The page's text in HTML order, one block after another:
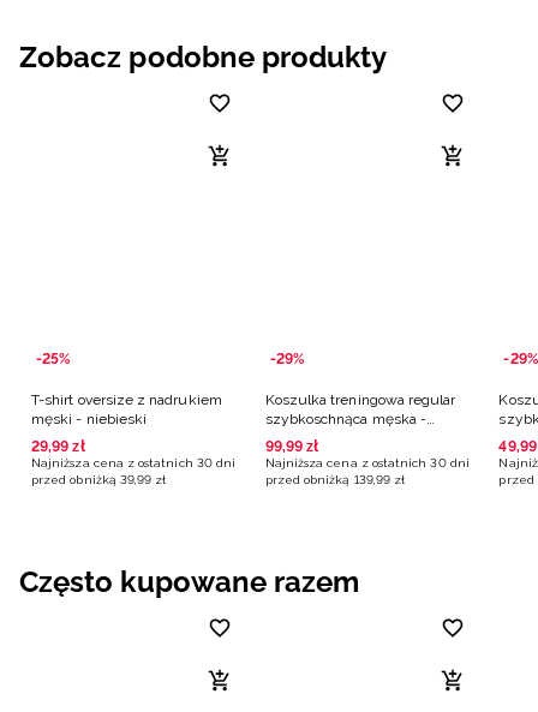
Zobacz podobne produkty
-25%
T-shirt oversize z nadrukiem
męski - niebieski
29,99 zł
Najniższa cena z ostatnich 30 dni
przed obniżką 39,99 zł
-29%
Koszulka treningowa regular
szybkoschnąca męska -
niebieska
99,99 zł
Najniższa cena z ostatnich 30 dni
przed obniżką 139,99 zł
-29%
49,99
przed
Często kupowane razem